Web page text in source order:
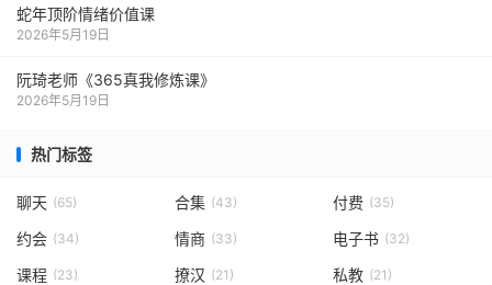
蛇年顶阶情绪价值课
2026年5月19日
阮琦老师《365真我修炼课》
2026年5月19日
热门标签
聊天 (65) 合集 (43) 付费 (35)
约会 (34) 情商 (33) 电子书 (32)
课程 (23) 撩汉 (21) 私教 (21)